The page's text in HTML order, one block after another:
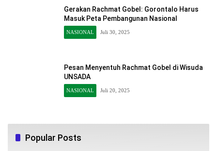
Gerakan Rachmat Gobel: Gorontalo Harus
Masuk Peta Pembangunan Nasional
NASIONAL Juli 30, 2025
Pesan Menyentuh Rachmat Gobel di Wisuda
UNSADA
NASIONAL Juli 20, 2025
Popular Posts